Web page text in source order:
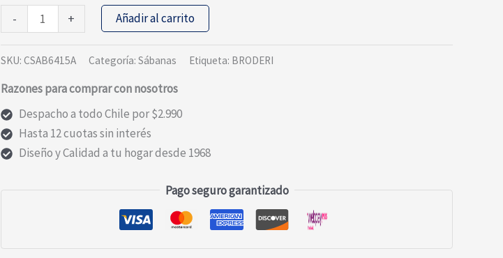
era:
$25.490.
es:
$21.667.
-
DE
SABANA
PALO
ROSA
1.5P
cantidad
+ Añadir al carrito
SKU: CSAB6415A Categoría: Sábanas Etiqueta: BRODERI
Razones para comprar con nosotros
Despacho a todo Chile por $2.990
Hasta 12 cuotas sin interés
Diseño y Calidad a tu hogar desde 1968
Pago seguro garantizado